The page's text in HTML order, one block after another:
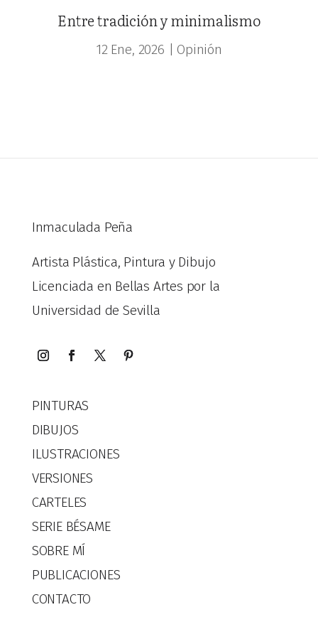
Entre tradición y minimalismo
12 Ene, 2026 Opinión
Inmaculada Peña
Artista Plástica, Pintura y Dibujo
Licenciada en Bellas Artes por la
Universidad de Sevilla
PINTURAS
DIBUJOS
ILUSTRACIONES
VERSIONES
CARTELES
SERIE BÉSAME
SOBRE MÍ
PUBLICACIONES
CONTACTO